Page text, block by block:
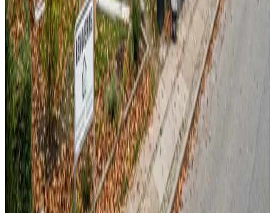
Landsdækkende service
Bestil uforpligtende rådgivningRing 70 60 30 04